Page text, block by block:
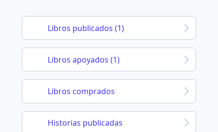
Libros publicados (1)
Libros apoyados (1)
Libros comprados
Historias publicadas